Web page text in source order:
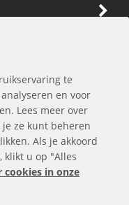
te
en voor
Lees meer over
ze kunt beheren
Als je akkoord
klikt u op "Alles
cookies in onze